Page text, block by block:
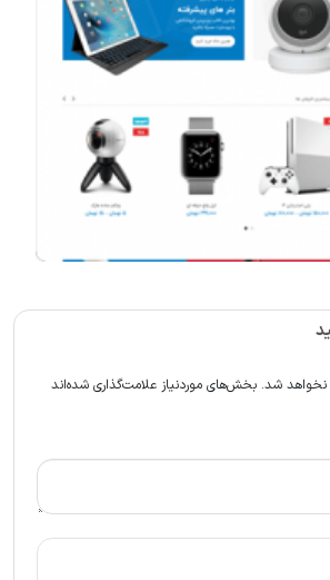
نخواهد شد. بخش‌های موردنیاز علامت‌گذاری شده‌اند